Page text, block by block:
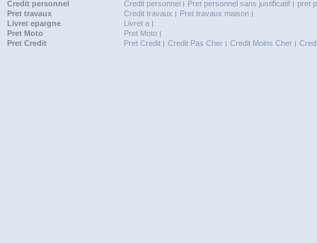
Credit personnel Credit personnel Pret personnel sans justificatif
pret
Pret travaux
Credit travaux
Pret travaux maison
Livret epargne
Livret a
Pret Moto
Pret Moto
Pret Credit
Pret Credit Credit Pas Cher Credit Moins Cher